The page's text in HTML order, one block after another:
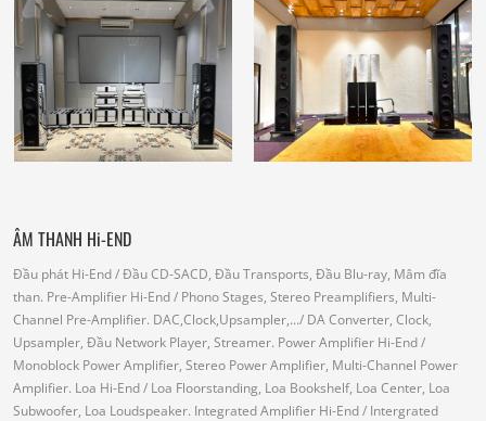
ÂM THANH Hi-END
Đầu phát Hi-End/ Đầu CD-SACD, Đầu Transports, Đầu Blu-ray, Mâm đĩa
than. Pre-Amplifier Hi-End/ Phono Stages, Stereo Preamplifiers, Multi-
Channel Pre-Amplifier. DAC,Clock,Upsampler,.../ DA Converter, Clock,
Upsampler, Đầu Network Player, Streamer. Power Amplifier Hi-End/
Monoblock Power Amplifier, Stereo Power Amplifier, Multi-Channel Power
Amplifier. Loa Hi-End/ Loa Floorstanding, Loa Bookshelf, Loa Center, Loa
Subwoofer, Loa Loudspeaker. Integrated Amplifier Hi-End/ Intergrated